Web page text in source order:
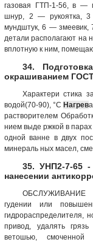
газовая ГТП-1-56, в —
шнур, 2 — рукоятка,
мундштук, 6 — змеевик,
детали располагают на
вплотную к ним,
34.
окрашиванием
Характери стика
водой(70-90), °СНагрев
растворителем
нием выде ржкой в
одной ванне в двух
минераль ных масел,
35. УНП2-7-65 -
нанесении
ОБСЛУЖИВАНИЕ
гудении или
гидрораспределителя,
привод, удалять
ветошью, смоченной